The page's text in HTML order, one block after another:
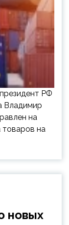
РФ
Владимир
на
товаров на
новых